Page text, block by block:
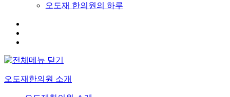
오도재 한의원의 하루
오도재한의원 소개